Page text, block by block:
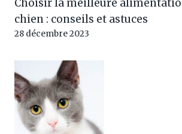
Choisir la meilleure
chien : conseils et astuces
28 décembre 2023